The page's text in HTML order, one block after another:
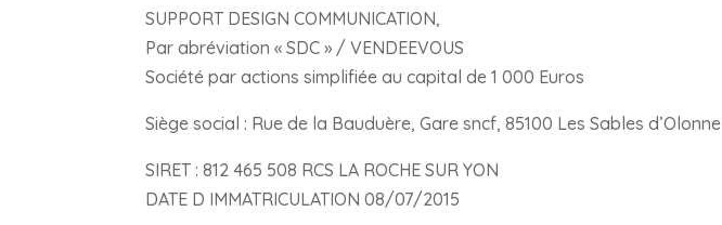
SUPPORT DESIGN COMMUNICATION,
Par abréviation « SDC » / VENDEEVOUS
Société par actions simplifiée au capital de 1 000 Euros
Siège social : Rue de la Bauduère, Gare sncf, 85100 Les Sables d’Olonne
SIRET : 812 465 508 RCS LA ROCHE SUR YON
DATE D IMMATRICULATION 08/07/2015